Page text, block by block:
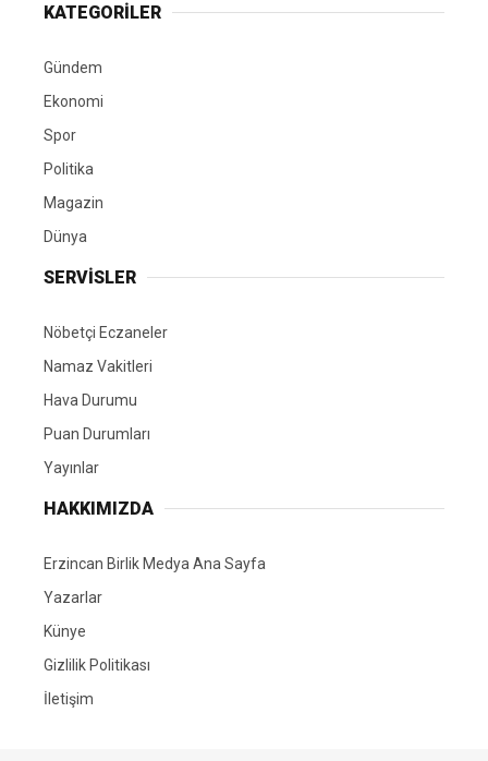
KATEGORİLER
Gündem
Ekonomi
Spor
Politika
Magazin
Dünya
SERVİSLER
Nöbetçi Eczaneler
Namaz Vakitleri
Hava Durumu
Puan Durumları
Yayınlar
HAKKIMIZDA
Erzincan Birlik Medya Ana Sayfa
Yazarlar
Künye
Gizlilik Politikası
İletişim